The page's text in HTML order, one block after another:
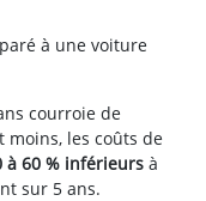
à une voiture
courroie de
les coûts de
à 60 % inférieurs à
sur 5 ans.